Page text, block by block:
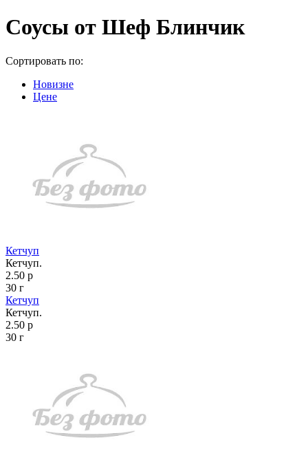
Соусы от Шеф Блинчик
Сортировать по:
Новизне
Цене
Кетчуп
Кетчуп.
2.50 р
30 г
Кетчуп
Кетчуп.
2.50 р
30 г